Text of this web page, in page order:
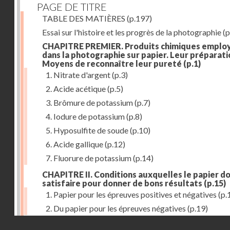
PAGE DE TITRE
TABLE DES MATIÈRES (p.197)
Essai sur l'histoire et les progrès de la photographie
CHAPITRE PREMIER. Produits chimiques
dans la photographie sur papier. Leur
Moyens de reconnaître leur pureté (p.1)
1. Nitrate d'argent(p.3)
2. Acide acétique(p.5)
3. Brômure de potassium(p.7)
4. Iodure de potassium(p.8)
5. Hyposulfite de soude(p.10)
6. Acide gallique(p.12)
7. Fluorure de potassium(p.14)
CHAPITRE II. Conditions auxquelles le papier
satisfaire pour donner de bons résultats (p.15)
1. Papier pour les épreuves positives et négatives
2. Du papier pour les épreuves négatives (p.19)